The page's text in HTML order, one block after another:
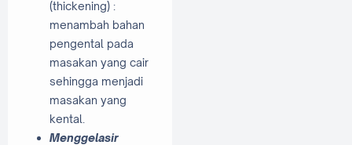
(thickening) :
menambah bahan
pengental pada
masakan yang cair
sehingga menjadi
masakan yang
kental.
Menggelasir